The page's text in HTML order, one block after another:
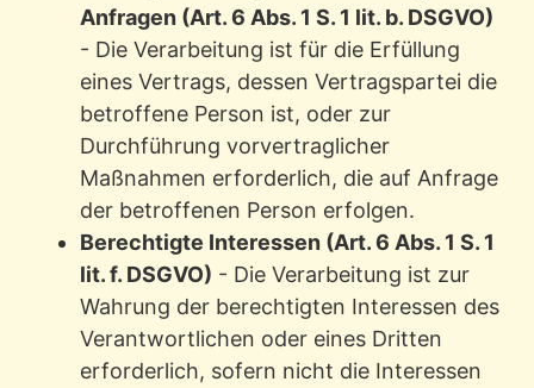
Anfragen (Art. 6 Abs. 1 S. 1 lit. b. DSGVO)
- Die Verarbeitung ist für die Erfüllung
eines Vertrags, dessen Vertragspartei die
betroffene Person ist, oder zur
Durchführung vorvertraglicher
Maßnahmen erforderlich, die auf Anfrage
der betroffenen Person erfolgen.
Berechtigte Interessen (Art. 6 Abs. 1 S. 1
lit. f. DSGVO) - Die Verarbeitung ist zur
Wahrung der berechtigten Interessen des
Verantwortlichen oder eines Dritten
erforderlich, sofern nicht die Interessen